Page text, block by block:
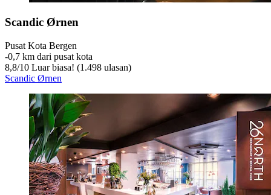
Scandic Ørnen
Pusat Kota Bergen
‐0,7 km dari pusat kota
8,8/10 Luar biasa! (1.498 ulasan)
Scandic Ørnen